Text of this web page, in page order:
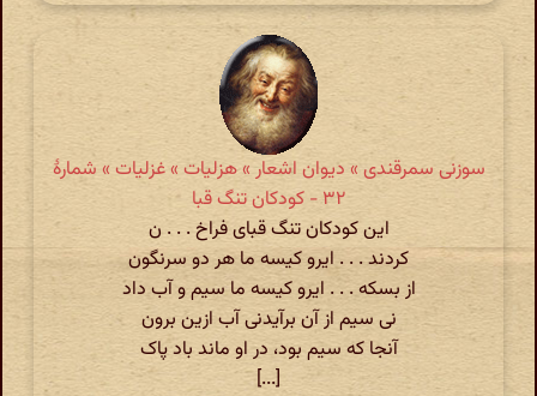
سوزنی سمرقندی » دیوان اشعار » هزلیات » غزلیات » شمارهٔ
۳۲ - کودکان تنگ قبا
این کودکان تنگ قبای فراخ . . . ن
کردند . . . ایرو کیسه ما هر دو سرنگون
از بسکه . . . ایرو کیسه ما سیم و آب داد
نی سیم از آن برآیدنی آب ازین برون
آنجا که سیم بود، در او ماند باد پاک
[...]